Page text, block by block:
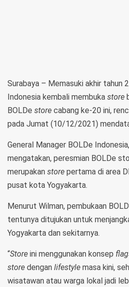
Surabaya – Memasuki akhir tahun
Indonesia kembali membuka store
BOLDe store cabang ke-20 ini,
pada Jumat (10/12/2021)
General Manager BOLDe
mengatakan, peresmian BOLDe
merupakan store pertama di area
pusat kota Yogyakarta.
Menurut Wilman, pembukaan
tentunya ditujukan untuk
Yogyakarta dan sekitarnya.
“Store ini menggunakan konsep
store dengan lifestyle masa kini,
wisatawan atau warga lokal jadi